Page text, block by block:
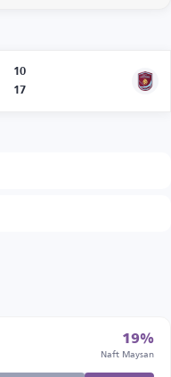
10
17
19%
Naft Maysan